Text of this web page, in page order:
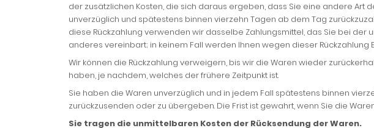
der zusätzlichen Kosten, die sich daraus ergeben, dass Sie eine andere
unverzüglich und spätestens binnen vierzehn Tagen ab dem Tag
diese Rückzahlung verwenden wir dasselbe Zahlungsmittel, das Sie bei
anderes vereinbart; in keinem Fall werden Ihnen wegen dieser Rückzahlung
Wir können die Rückzahlung verweigern, bis wir die Waren wieder
haben, je nachdem, welches der frühere Zeitpunkt ist.
Sie haben die Waren unverzüglich und in jedem Fall spätestens binnen
zurückzusenden oder zu übergeben. Die Frist ist gewahrt, wenn Sie die
Sie tragen die unmittelbaren Kosten der Rücksendung der Waren.